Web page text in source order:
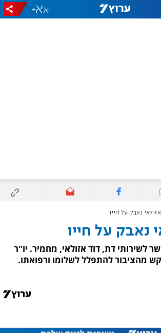
-
+
נאבק על חייו
נאבק על חייו
לשירותי דת, דוד אזולאי, מחמיר. יו"ר
מהציבור להתפלל לשלומו ורפואתו.